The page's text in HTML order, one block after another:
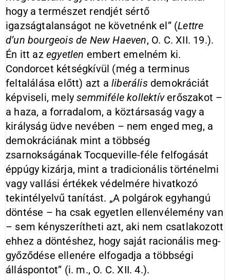
hogy a természet rendjét sértő
igazságtalanságot ne követnénk el” (Lettre
d’un bourgeois de New Haeven, O. C. XII. 19.).
Én itt az egyetlen embert emelném ki.
Condorcet kétségkívül (még a terminus
feltalálása előtt) azt a liberálisdemokráciát
képviseli, melysemmiféle kollektíverőszakot –
a haza, a forradalom, a köztársaság vagy a
királyság üdve nevében – nem enged meg, a
demokráciának mint a többség
zsarnokságának Tocqueville-féle felfogását
éppúgy kizárja, mint a tradicionális történelmi
vagy vallási értékek védelmére hivatkozó
tekintélyelvű tanítást. „A polgárok egyhangú
döntése – ha csak egyetlen ellenvélemény van
– sem kényszerítheti azt, aki nem csatlakozott
ehhez a döntéshez, hogy saját racionális meg­
győ­ződése ellenére elfogadja a többségi
álláspontot” (i. m., O. C. XII. 4.).